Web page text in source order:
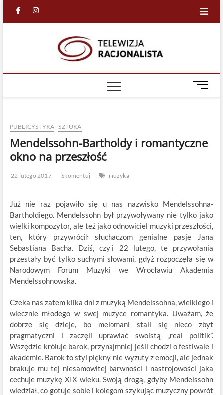
facebook
in
M
e
u
t
PUBLICYSTYKA SZTUKA
Mendelssohn-Bartholdy i romantyczne
okno na przeszłość
22 lutego 2017 Skomentuj muzyka
Już nie raz pojawiło się u nas nazwisko Mendelssohna-
Bartholdiego. Mendelssohn był przywoływany nie tylko jako
wielki kompozytor, ale też jako odnowiciel muzyki przeszłości,
ten, który przywrócił słuchaczom genialne pasje Jana
Sebastiana Bacha. Dziś, czyli 22 lutego, te przywołania
przestały być tylko suchymi słowami, gdyż rozpoczęła się w
Narodowym Forum Muzyki we Wrocławiu Akademia
Mendelssohnowska.
Czeka nas zatem kilka dni z muzyką Mendelssohna, wielkiego i
wiecznie młodego w swej muzyce romantyka. Uważam, że
dobrze się dzieje, bo melomani stali się nieco zbyt
pragmatyczni i zaczęli uprawiać swoistą „real politik”.
Wszędzie króluje barok, przynajmniej jeśli chodzi o festiwale i
akademie. Barok to styl piękny, nie wyzuty z emocji, ale jednak
brakuje mu tej niesamowitej barwności i nastrojowości jaka
cechuje muzykę XIX wieku. Swoją drogą, gdyby Mendelssohn
wiedział, co gotuje sobie i kolegom szykując muzyczny powrót